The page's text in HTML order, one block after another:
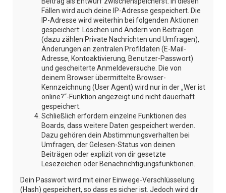
Fällen wird auch deine IP-Adresse gespeichert. Die
IP-Adresse wird weiterhin bei folgenden Aktionen
gespeichert: Löschen und Ändern von Beiträgen
(dazu zählen Private Nachrichten und Umfragen),
Änderungen an zentralen Profildaten (E-Mail-
Adresse, Kontoaktivierung, Benutzer-Passwort)
und gescheiterte Anmeldeversuche. Die von
deinem Browser übermittelte Browser-
Kennzeichnung (User Agent) wird nur in der „Wer ist
online?“-Funktion angezeigt und nicht dauerhaft
gespeichert.
Schließlich erfordern einzelne Funktionen des
Boards, dass weitere Daten gespeichert werden.
Dazu gehören dein Abstimmungsverhalten bei
Umfragen, der Gelesen-Status von deinen
Beiträgen oder explizit von dir gesetzte
Lesezeichen oder Benachrichtigungsfunktionen.
Dein Passwort wird mit einer Einwege-Verschlüsselung
(Hash) gespeichert, so dass es sicher ist. Jedoch wird dir